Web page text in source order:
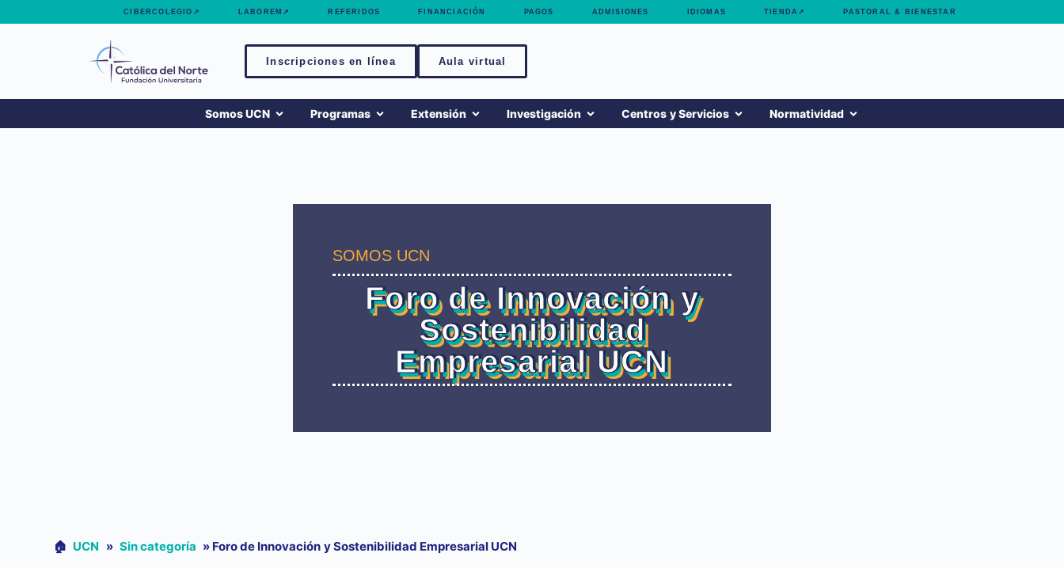
CIBERCOLEGIO↗ LABOREM↗ REFERIDOS FINANCIACIÓN PAGOS ADMISIONES IDIOMAS TIENDA↗ PASTORAL & BIENESTAR
Inscripciones en línea Aula virtual
Somos UCN Programas Extensión Investigación Centros y Servicios Normatividad
SOMOS UCN
Foro de Innovación y
Sostenibilidad
Empresarial UCN
🏠︎ UCN » Sin categoría » Foro de Innovación y Sostenibilidad Empresarial UCN